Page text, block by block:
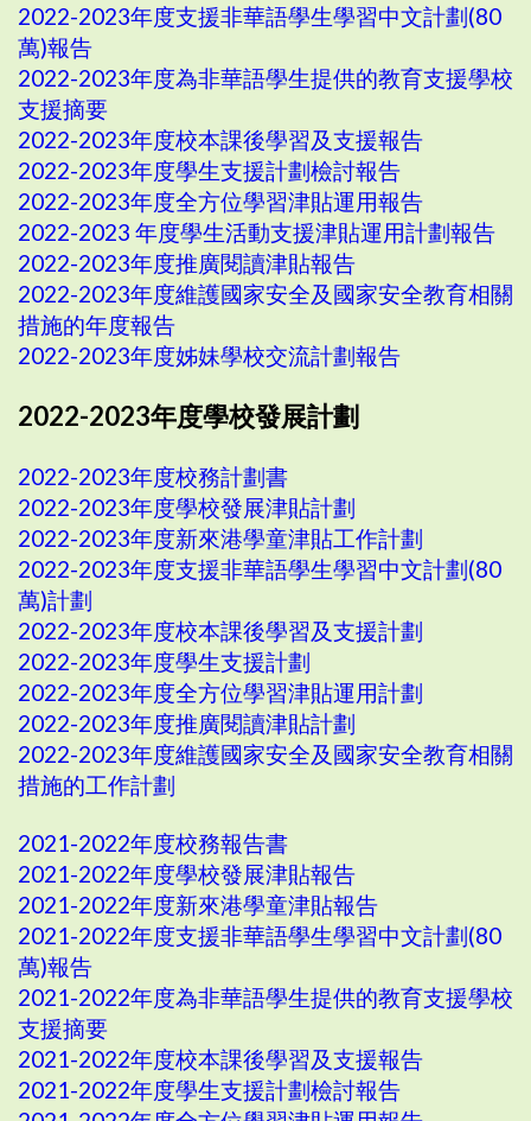
2022-2023年度支援非華語學生學習中文計劃(80
萬)報告
2022-2023年度為非華語學生提供的教育支援學校
支援摘要
2022-2023年度校本課後學習及支援報告
2022-2023年度學生支援計劃檢討報告
2022-2023年度全方位學習津貼運用報告
2022-2023 年度學生活動支援津貼運用計劃報告
2022-2023年度推廣閱讀津貼報告
2022-2023年度維護國家安全及國家安全教育相關
措施的年度報告
2022-2023年度姊妹學校交流計劃報告
2022-2023年度學校發展計劃
2022-2023年度校務計劃書
2022-2023年度學校發展津貼計劃
2022-2023年度新來港學童津貼工作計劃
2022-2023年度支援非華語學生學習中文計劃(80
萬)計劃
2022-2023年度校本課後學習及支援計劃
2022-2023年度學生支援計劃
2022-2023年度全方位學習津貼運用計劃
2022-2023年度推廣閱讀津貼計劃
2022-2023年度維護國家安全及國家安全教育相關
措施的工作計劃
2021-2022年度校務報告書
2021-2022年度學校發展津貼報告
2021-2022年度新來港學童津貼報告
2021-2022年度支援非華語學生學習中文計劃(80
萬)報告
2021-2022年度為非華語學生提供的教育支援學校
支援摘要
2021-2022年度校本課後學習及支援報告
2021-2022年度學生支援計劃檢討報告